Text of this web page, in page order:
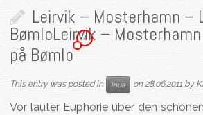
Leirvik – Mosterhamn –
BømloLeirvik –
på Bømlo
4
This entry was posted in Inua on 28.06.2011 by
Vor lauter Euphorie über den